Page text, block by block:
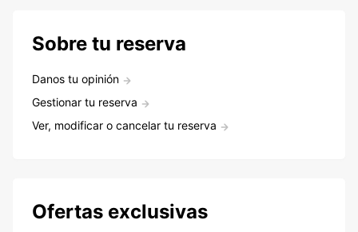
Sobre tu reserva
Danos tu opinión
Gestionar tu reserva
Ver, modificar o cancelar tu reserva
Ofertas exclusivas